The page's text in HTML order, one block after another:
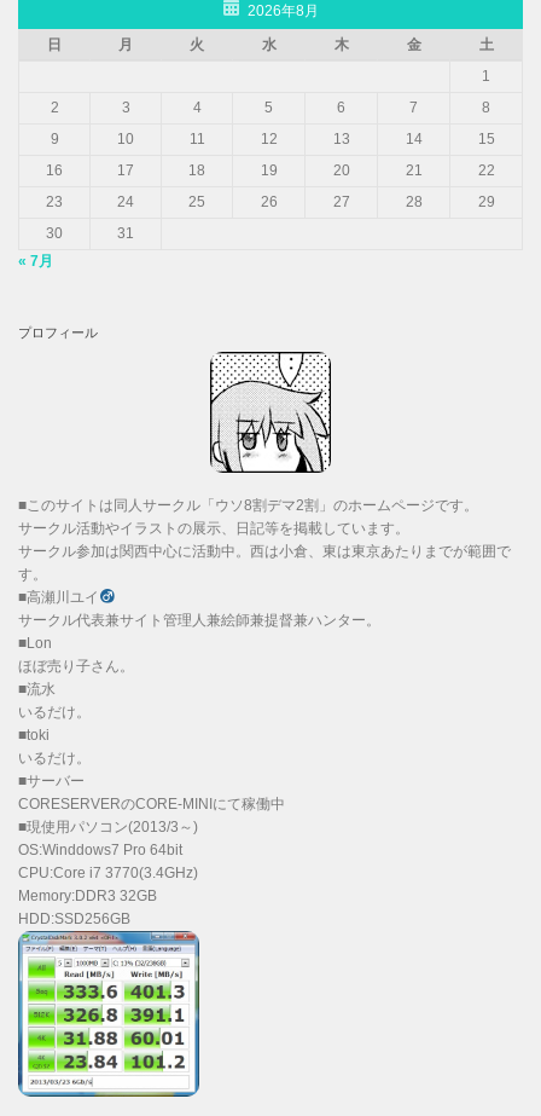
2026年8月
日
月 火 水 木 金
土
1
2
3 4 5 6 7
8
9
10 11 12 13 14
15
16
17 18 19 20 21
22
23
24 25 26 27 28
29
30
31
« 7月
プロフィール
■このサイトは同人サークル「ウソ8割デマ2割」のホームページです。
サークル活動やイラストの展示、日記等を掲載しています。
サークル参加は関西中心に活動中。西は小倉、東は東京あたりまでが範囲で
す。
■高瀬川ユイ
サークル代表兼サイト管理人兼絵師兼提督兼ハンター。
■Lon
ほぼ売り子さん。
■流水
いるだけ。
■toki
いるだけ。
■サーバー
CORESERVERのCORE-MINIにて稼働中
■現使用パソコン(2013/3～)
OS:Winddows7 Pro 64bit
CPU:Core i7 3770(3.4GHz)
Memory:DDR3 32GB
HDD:SSD256GB